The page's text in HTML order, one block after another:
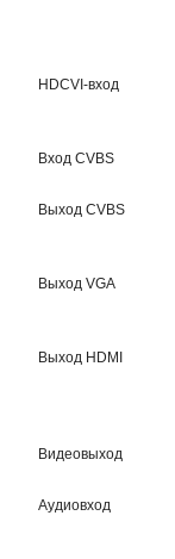
HDCVI-вход
Вход CVBS
Выход CVBS
Выход VGA
Выход HDMI
Видеовыход
Аудиовход